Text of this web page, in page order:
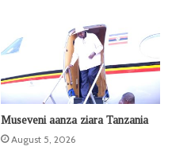
Museveni aanza ziara Tanzania
August 5, 2026